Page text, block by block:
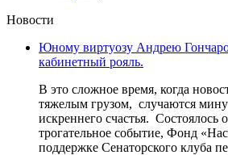
Новости
Юному виртуозу Андрею
кабинетный рояль.
В это сложное время, когда
тяжелым грузом, случаются
искреннего счастья. Состоялось
трогательное событие, Фонд
поддержке Сенаторского клуба